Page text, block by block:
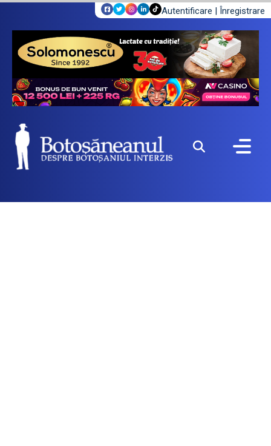
Autentificare | Înregistrare